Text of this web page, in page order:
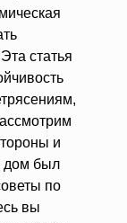
статья
и
дом был
по
вы